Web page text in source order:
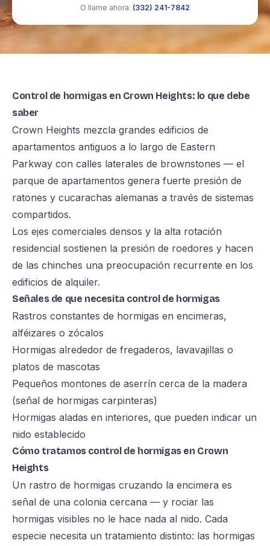
O llame ahora: (332) 241-7842
Control de hormigas en Crown Heights: lo que debe
saber
Crown Heights mezcla grandes edificios de
apartamentos antiguos a lo largo de Eastern
Parkway con calles laterales de brownstones — el
parque de apartamentos genera fuerte presión de
ratones y cucarachas alemanas a través de sistemas
compartidos.
Los ejes comerciales densos y la alta rotación
residencial sostienen la presión de roedores y hacen
de las chinches una preocupación recurrente en los
edificios de alquiler.
Señales de que necesita control de hormigas
Rastros constantes de hormigas en encimeras,
alféizares o zócalos
Hormigas alrededor de fregaderos, lavavajillas o
platos de mascotas
Pequeños montones de aserrín cerca de la madera
(señal de hormigas carpinteras)
Hormigas aladas en interiores, que pueden indicar un
nido establecido
Cómo tratamos control de hormigas en Crown
Heights
Un rastro de hormigas cruzando la encimera es
señal de una colonia cercana — y rociar las
hormigas visibles no le hace nada al nido. Cada
especie necesita un tratamiento distinto: las hormigas